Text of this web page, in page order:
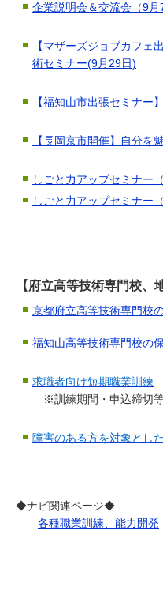
企業説明会＆交流会（9月7
【マザーズジョブカフェ
術セミナー(9月29日)
【福知山市出張セミナー
【長岡京市開催】自分を
しごと力アップセミナー（
しごと力アップセミナー（
【府立高等技術専門校、
京都府立高等技術専門校
福知山高等技術専門校の
求職者向け短期職業訓練
※訓練期間・申込締切
障害のある方を対象とし
◆ナビ関連ページ◆
各種職業訓練、能力開発